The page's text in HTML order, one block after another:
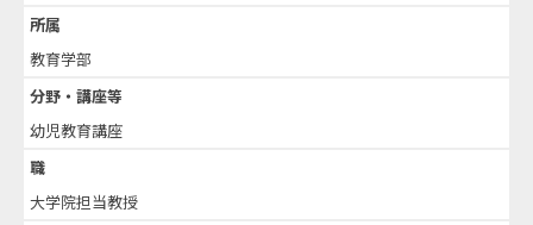
所属
教育学部
分野・講座等
幼児教育講座
職
大学院担当教授